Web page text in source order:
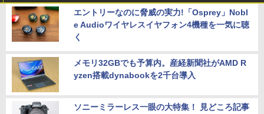
エントリーなのに脅威の実力!「Osprey」Nobl
e Audioワイヤレスイヤフォン4機種を一気に聴
く
メモリ32GBでも予算内。産経新聞社がAMD R
yzen搭載dynabookを2千台導入
ソニーミラーレス一眼の大特集！ 見どころ記事